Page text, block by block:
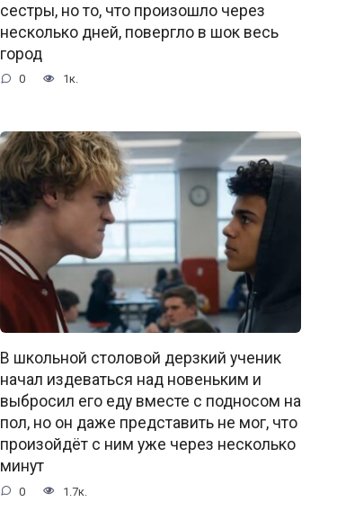
сестры, но то, что произошло через
несколько дней, повергло в шок весь
город
0 1к.
В школьной столовой дерзкий ученик
начал издеваться над новеньким и
выбросил его еду вместе с подносом на
пол, но он даже представить не мог, что
произойдёт с ним уже через несколько
минут
0 1.7к.